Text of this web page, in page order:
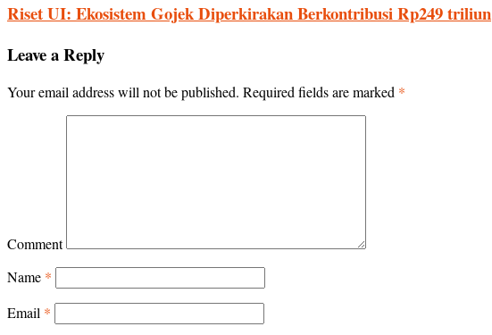
Riset UI: Ekosistem Gojek Diperkirakan Berkontribusi Rp249 triliun
Leave a Reply
Your email address will not be published. Required fields are marked *
Comment
Name *
Email *